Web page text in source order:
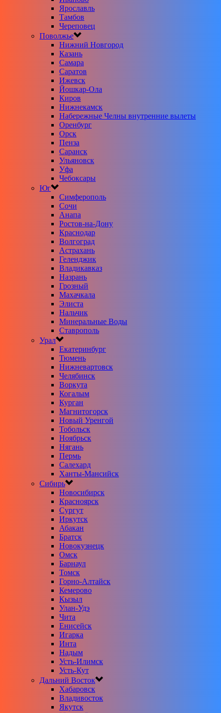
Ярославль
Тамбов
Череповец
Поволжье
Нижний Новгород
Казань
Самара
Саратов
Ижевск
Йошкар-Ола
Киров
Нижнекамск
Набережные Челны внутренние вылеты
Оренбург
Орск
Пенза
Саранск
Ульяновск
Уфа
Чебоксары
Юг
Симферополь
Сочи
Анапа
Ростов-на-Дону
Краснодар
Волгоград
Астрахань
Геленджик
Владикавказ
Назрань
Грозный
Махачкала
Элиста
Нальчик
Минеральные Воды
Ставрополь
Урал
Екатеринбург
Тюмень
Нижневартовск
Челябинск
Воркута
Когалым
Курган
Магнитогорск
Новый Уренгой
Тобольск
Ноябрьск
Нягань
Пермь
Салехард
Ханты-Мансийск
Сибирь
Новосибирск
Красноярск
Сургут
Иркутск
Абакан
Братск
Новокузнецк
Омск
Барнаул
Томск
Горно-Алтайск
Кемерово
Кызыл
Улан-Удэ
Чита
Енисейск
Игарка
Инта
Надым
Усть-Илимск
Усть-Кут
Дальний Восток
Хабаровск
Владивосток
Якутск